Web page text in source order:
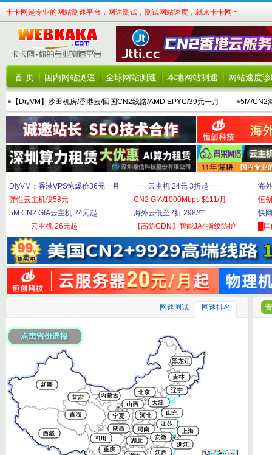
卡卡网是专业的网站测速平台，网速测试，测试网站速度，就来卡卡网 ~
首 页 国内网站测速 全球网站测速 本地网站测速 网站速度
● 【DiyVM】沙田机房/香港云/回国CN2线路/AMD EPYC/39元一月 ●5M/CN2
DiyVM：香港VPS惊爆价36元一月
弹性云主机仅58元
5M CN2 GIA云主机 24元起
一一一云主机 26元起一一一
一一云主机 24元 3折起一一
CN2 GIA/1000Mbps $111/月
海外云低至2折 298/年
【高防CDN】智能JA4指纹防护
海
恒
快
█
网速测试 网速排名